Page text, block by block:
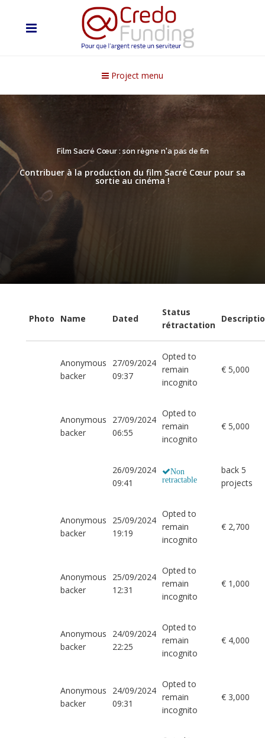
Project menu
Film Sacré Cœur : son règne n'a pas de fin
Contribuer à la production du film Sacré Cœur pour sa
sortie au cinéma !
Photo Name Dated
Status
rétractation
Anonymous
backer
27/09/2024
09:37
Opted to
remain
incognito
€ 5,000
Anonymous
backer
27/09/2024
06:55
Opted to
remain
incognito
€ 5,000
26/09/2024
09:41
Non
retractable
back 5
projects
Anonymous
backer
25/09/2024
19:19
Opted to
remain
incognito
€ 2,700
Anonymous
backer
25/09/2024
12:31
Opted to
remain
incognito
€ 1,000
Anonymous
backer
24/09/2024
22:25
Opted to
remain
incognito
€ 4,000
Anonymous
backer
24/09/2024
09:31
Opted to
remain
incognito
€ 3,000